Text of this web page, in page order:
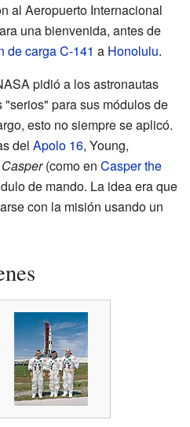
al Aeropuerto Internacional
una bienvenida, antes de
de cargaC-141 a Honolulu.
pidió a los astronautas
para sus módulos de
esto no siempre se aplicó.
del Apolo 16, Young,
Casper(como en Casper the
de mando. La idea era que
con la misión usando un